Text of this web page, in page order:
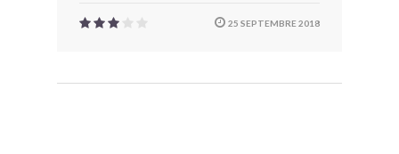
25 SEPTEMBRE 2018